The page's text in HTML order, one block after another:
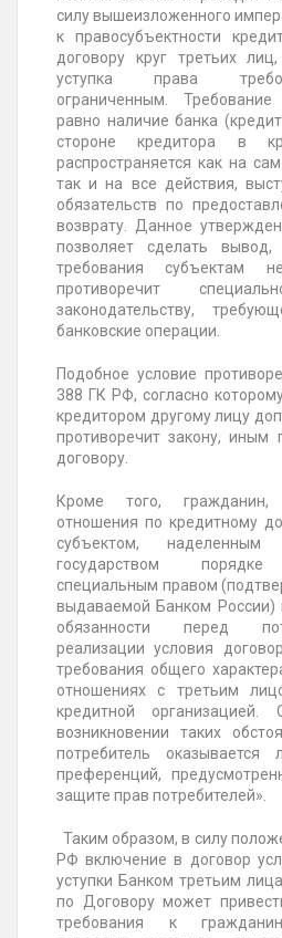
силу вышеизложенного
к правосубъектности
договору круг третьих
уступка права
ограниченным.
равно наличие банка
стороне кредитора в
распространяется как на
так и на все действия,
обязательств по
возврату. Данное
позволяет сделать
требования субъектам
противоречит
законодательству,
банковские операции.
Подобное условие
388 ГК РФ, согласно
кредитором другому лицу
противоречит закону, иным
договору.
Кроме того, гражданин,
отношения по кредитному
субъектом, наделенным
государством порядке
специальным правом
выдаваемой Банком России)
обязанности перед
реализации условия
требования общего
отношениях с третьим
кредитной
возникновении таких
потребитель оказывается
преференций,
защите прав потребителей».
Таким образом, в силу
РФ включение в договор
уступки Банком третьим
по Договору может
требования к